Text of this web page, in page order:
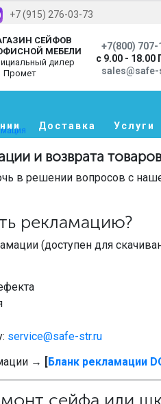
+7 (915) 276-03-73
СЕЙФОВ
МЕБЕЛИ
дилер
Промет
+7(800) 707-
с 9.00 -
Доставка Услуги
и возврата товаров
в решении вопросов с
рекламацию?
(доступен для
service@safe-str.ru
→ [Бланк рекламации